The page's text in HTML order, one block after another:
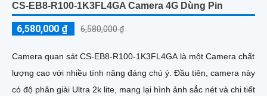
CS-EB8-R100-1K3FL4GA Camera 4G Dùng Pin
6,580,000 ₫ 6,580,000 ₫
Camera quan sát CS-EB8-R100-1K3FL4GA là một Camera chất
lượng cao với nhiều tính năng đáng chú ý. Đầu tiên, camera này
có độ phân giải Ultra 2k lite, mang lại hình ảnh sắc nét và chi tiết